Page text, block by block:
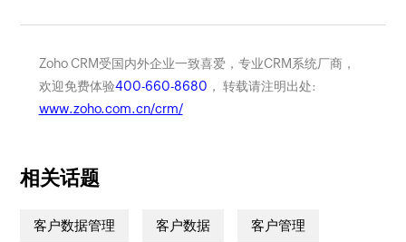
Zoho CRM受国内外企业一致喜爱，专业CRM系统厂商，
欢迎免费体验400-660-8680 ， 转载请注明出处:
www.zoho.com.cn/crm/
相关话题
客户数据管理 客户数据 客户管理